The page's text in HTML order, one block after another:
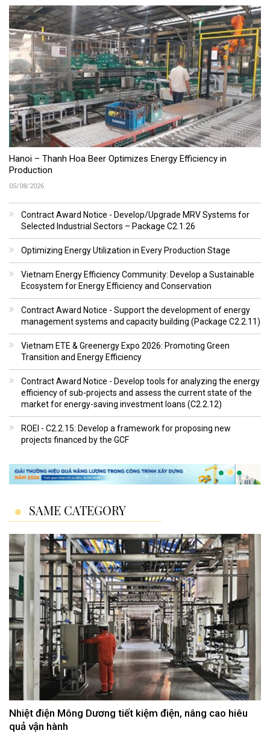
Hanoi – Thanh Hoa Beer Optimizes Energy Efficiency in
Production
05/08/2026
Contract Award Notice - Develop/Upgrade MRV Systems for
Selected Industrial Sectors – Package C2.1.26
Optimizing Energy Utilization in Every Production Stage
Vietnam Energy Efficiency Community: Develop a Sustainable
Ecosystem for Energy Efficiency and Conservation
Contract Award Notice - Support the development of energy
management systems and capacity building (Package C2.2.11)
Vietnam ETE & Greenergy Expo 2026: Promoting Green
Transition and Energy Efficiency
Contract Award Notice - Develop tools for analyzing the energy
efficiency of sub-projects and assess the current state of the
market for energy-saving investment loans (C2.2.12)
ROEI - C2.2.15: Develop a framework for proposing new
projects financed by the GCF
SAME CATEGORY
Nhiệt điện Mông Dương tiết kiệm điện, nâng cao hiêu
quả vận hành